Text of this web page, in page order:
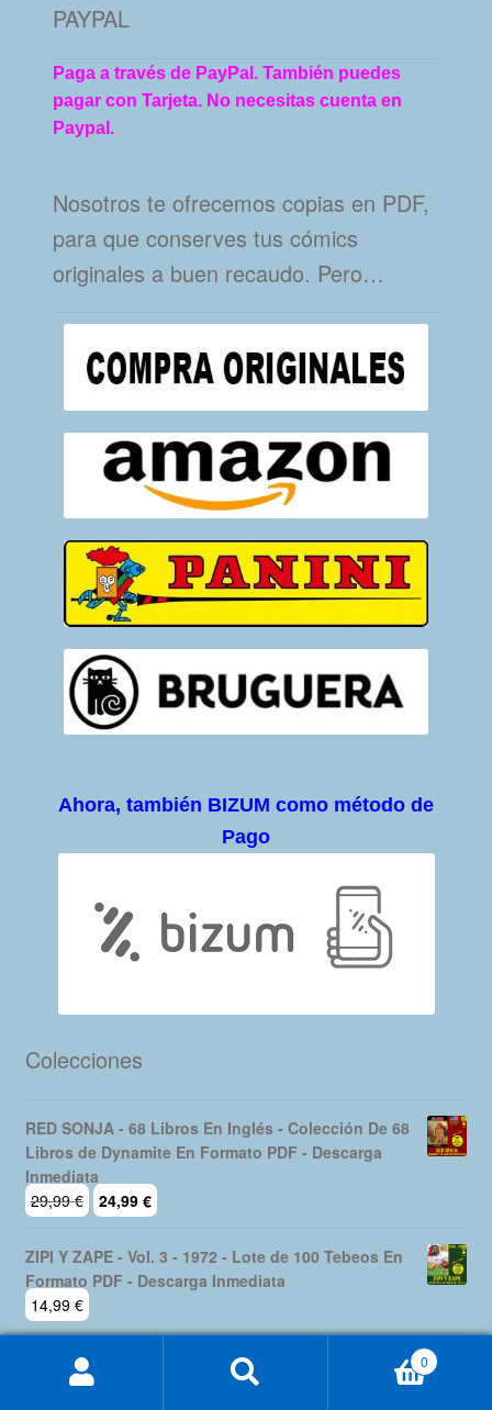
PAYPAL
Paga a través de PayPal. También puedes
pagar con Tarjeta. No necesitas cuenta en
Paypal.
Nosotros te ofrecemos copias en PDF,
para que conserves tus cómics
originales a buen recaudo. Pero…
Ahora, también BIZUM como método de
Pago
Colecciones
RED SONJA - 68 Libros En Inglés - Colección De 68
Libros de Dynamite En Formato PDF - Descarga
Inmediata
29,99€
El
precio
original
era:
24,99 €
actual
24,99 €.
ZIPI Y ZAPE - Vol. 3 - 1972 - Lote de 100 Tebeos En
Formato PDF - Descarga Inmediata
14,99 €
CÓMIC ERÓTICO ESPAÑOL - Vol. 1 - Lote de 100
Cómics En Formato PDF - Descarga Inmediata
0